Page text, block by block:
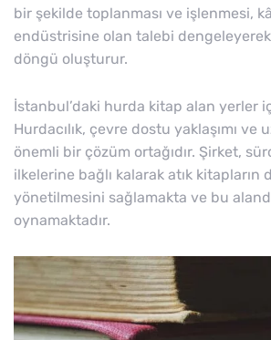
bir şekilde toplanması ve işlenmesi,
endüstrisine olan talebi
döngü oluşturur.
İstanbul’daki hurda kitap alan yerler
Hurdacılık, çevre dostu yaklaşımı ve
önemli bir çözüm ortağıdır. Şirket,
ilkelerine bağlı kalarak atık kitapların
yönetilmesini sağlamakta ve bu
oynamaktadır.